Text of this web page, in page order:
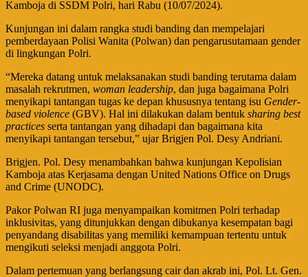
Kamboja di SSDM Polri, hari Rabu (10/07/2024).
Kunjungan ini dalam rangka studi banding dan mempelajari
pemberdayaan Polisi Wanita (Polwan) dan pengarusutamaan gender
di lingkungan Polri.
“Mereka datang untuk melaksanakan studi banding terutama dalam
masalah rekrutmen, woman leadership, dan juga bagaimana Polri
menyikapi tantangan tugas ke depan khususnya tentang isu Gender-
based violence (GBV). Hal ini dilakukan dalam bentuk sharing best
practices serta tantangan yang dihadapi dan bagaimana kita
menyikapi tantangan tersebut,” ujar Brigjen Pol. Desy Andriani.
Brigjen. Pol. Desy menambahkan bahwa kunjungan Kepolisian
Kamboja atas Kerjasama dengan United Nations Office on Drugs
and Crime (UNODC).
Pakor Polwan RI juga menyampaikan komitmen Polri terhadap
inklusivitas, yang ditunjukkan dengan dibukanya kesempatan bagi
penyandang disabilitas yang memiliki kemampuan tertentu untuk
mengikuti seleksi menjadi anggota Polri.
Dalam pertemuan yang berlangsung cair dan akrab ini, Pol. Lt. Gen.